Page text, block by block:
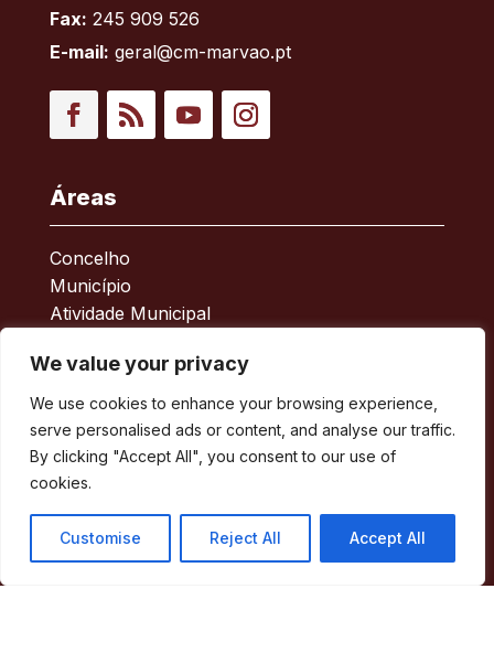
We value your privacy
We use cookies to enhance your browsing experience,
serve personalised ads or content, and analyse our traffic.
By clicking "Accept All", you consent to our use of
cookies.
Customise Reject All Accept All
Fax: 245 909 526
E-mail: geral@cm-marvao.pt
Áreas
Concelho
Município
Atividade Municipal
Turismo
Contactos
Acessos Rápidos
Acessibilidade
Política de privacidade